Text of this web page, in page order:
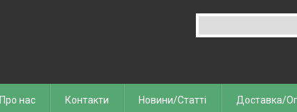
Про нас Контакти Новини/Статті Доставка/